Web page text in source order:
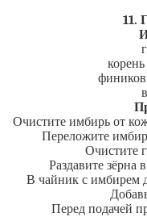
11.
Очистите имбирь от
Переложите
Очистите
Раздавите зёрна
В чайник с имбирем
Перед подачей